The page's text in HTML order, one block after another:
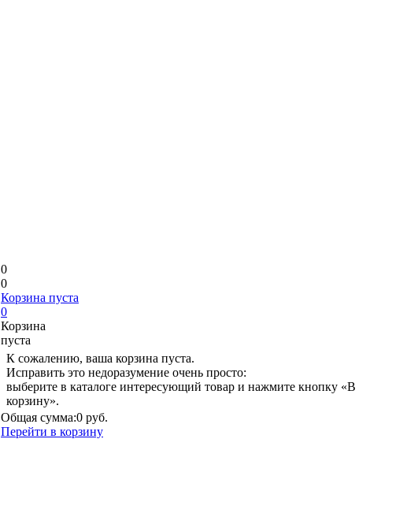
0
0
Корзина пуста
0
Корзина
пуста
К сожалению, ваша корзина пуста.
Исправить это недоразумение очень просто:
выберите в каталоге интересующий товар и нажмите кнопку «В
корзину».
Общая сумма:0 руб.
Перейти в корзину